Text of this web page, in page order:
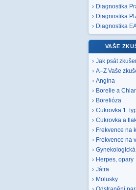
Diagnostika
Diagnostika
Diagnostika
VAŠE
Jak psát
A–Z Vaše
Angína
Borelie a
Borelióza
Cukrovka 1.
Cukrovka a
Frekvence na
Frekvence na
Gynekologická
Herpes, opary
Játra
Molusky